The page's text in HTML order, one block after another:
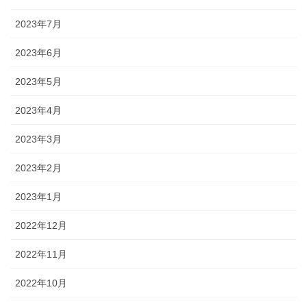
2023年7月
2023年6月
2023年5月
2023年4月
2023年3月
2023年2月
2023年1月
2022年12月
2022年11月
2022年10月